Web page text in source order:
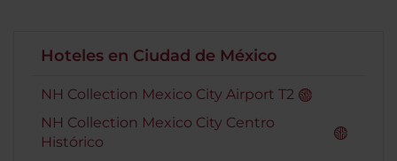
Hoteles en Ciudad de México
NH Collection Mexico City Airport T2
NH Collection Mexico City Centro
Histórico